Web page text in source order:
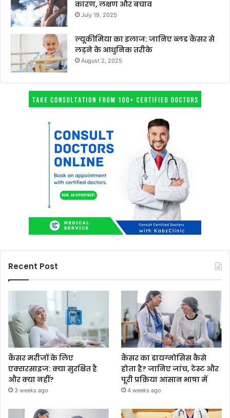
कारण, लक्षण और बचाव
July 19, 2025
ल्यूकीमिया का इलाज: जानिए ब्लड कैंसर से
लड़ने के आधुनिक तरीके
August 2, 2025
Recent Post
कैंसर मरीजों के लिए
एक्सरसाइज: क्या सुरक्षित है
और क्या नहीं?
3 weeks ago
कैंसर का डायग्नोसिस कैसे
होता है? जानिए जांच, टेस्ट और
पूरी प्रक्रिया आसान भाषा में
4 weeks ago